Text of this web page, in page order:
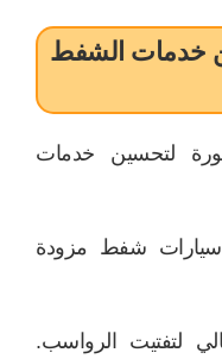
خدمات الشفط
لتحسين خدمات
سيارات شفط مزودة
لتفتيت الرواسب.